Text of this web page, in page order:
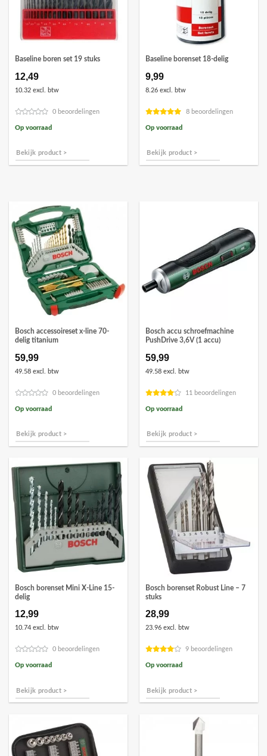
Baseline boren set 19 stuks
12,49
10.32 excl. btw
0 beoordelingen
Op voorraad
Bekijk product >
Baseline borenset 18-delig
9,99
8.26 excl. btw
8 beoordelingen
Op voorraad
Bekijk product >
Bosch accessoireset x-line 70-
delig titanium
59,99
49.58 excl. btw
0 beoordelingen
Op voorraad
Bekijk product >
Bosch accu schroefmachine
PushDrive 3,6V (1 accu)
59,99
49.58 excl. btw
11 beoordelingen
Op voorraad
Bekijk product >
Bosch borenset Mini X-Line 15-
delig
12,99
10.74 excl. btw
0 beoordelingen
Op voorraad
Bekijk product >
Bosch borenset Robust Line – 7
stuks
28,99
23.96 excl. btw
9 beoordelingen
Op voorraad
Bekijk product >